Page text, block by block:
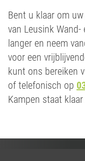
Bent u klaar om
van Leusink
langer en neem
voor een
kunt ons bereiken
of telefonisch op
Kampen staat